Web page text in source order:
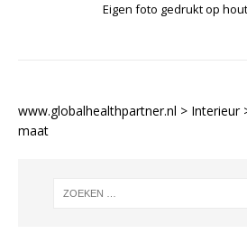
Eigen foto gedrukt op
www.globalhealthpartner.nl > Interieur
maat